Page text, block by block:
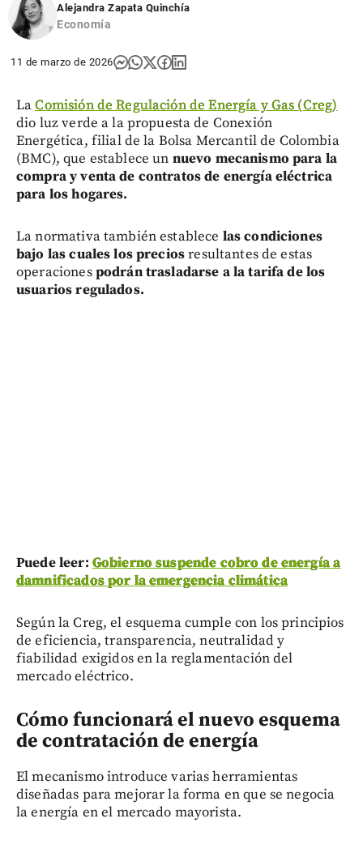
Alejandra Zapata Quinchía
Economía
11 de marzo de 2026
LaComisión de Regulación de Energía y Gas (Creg)
dio luz verde a la propuesta de Conexión
Energética, filial de la Bolsa Mercantil de Colombia
(BMC), que establece un nuevo mecanismo para la
compra y venta de contratos de energía eléctrica
para los hogares.
La normativa también establece las condiciones
bajo las cuales los preciosresultantes de estas
operacionespodrán trasladarse a la tarifa de los
usuarios regulados.
Puede leer: Gobierno suspende cobro de energía a
damnificados por la emergencia climática
Según la Creg, el esquema cumple con los principios
de eficiencia, transparencia, neutralidad y
fiabilidad exigidos en la reglamentación del
mercado eléctrico.
Cómo funcionará el nuevo esquema
de contratación de energía
El mecanismo introduce varias herramientas
diseñadas para mejorar la forma en que se negocia
la energía en el mercado mayorista.